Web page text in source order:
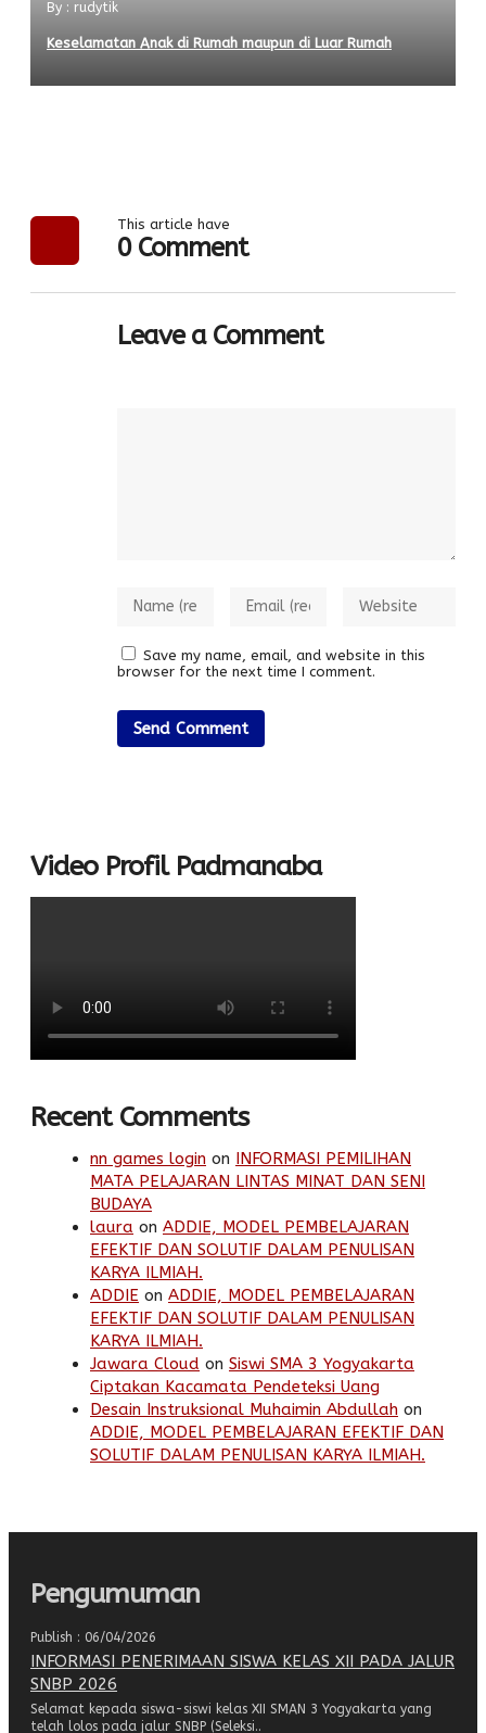
By : rudytik
Keselamatan Anak di Rumah maupun di Luar Rumah
This article have
0 Comment
Leave a Comment
Save my name, email, and website in this
browser for the next time I comment.
Video Profil Padmanaba
Recent Comments
nn games login on INFORMASI PEMILIHAN
MATA PELAJARAN LINTAS MINAT DAN SENI
BUDAYA
laura on ADDIE, MODEL PEMBELAJARAN
EFEKTIF DAN SOLUTIF DALAM PENULISAN
KARYA ILMIAH.
ADDIE on ADDIE, MODEL PEMBELAJARAN
EFEKTIF DAN SOLUTIF DALAM PENULISAN
KARYA ILMIAH.
Jawara Cloud on Siswi SMA 3 Yogyakarta
Ciptakan Kacamata Pendeteksi Uang
Desain Instruksional Muhaimin Abdullah on
ADDIE, MODEL PEMBELAJARAN EFEKTIF DAN
SOLUTIF DALAM PENULISAN KARYA ILMIAH.
Pengumuman
Publish : 06/04/2026
INFORMASI PENERIMAAN SISWA KELAS XII PADA JALUR
SNBP 2026
Selamat kepada siswa-siswi kelas XII SMAN 3 Yogyakarta yang
telah lolos pada jalur SNBP (Seleksi..